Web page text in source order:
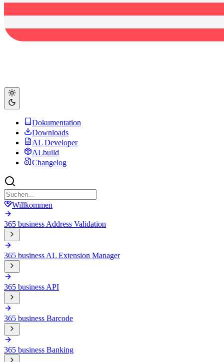
Dokumentation
Downloads
AL Developer
ALbuild
Changelog
Willkommen
365 business Address Validation
365 business AL Extension Manager
365 business API
365 business Barcode
365 business Banking